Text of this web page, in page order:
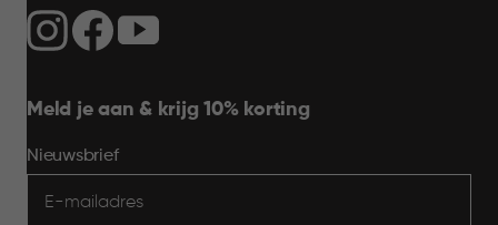
Meld je aan & krijg 10% korting
Nieuwsbrief